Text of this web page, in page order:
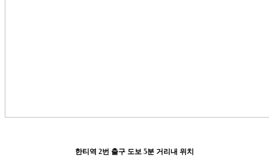
한티역 2번 출구 도보 5분 거리내 위치